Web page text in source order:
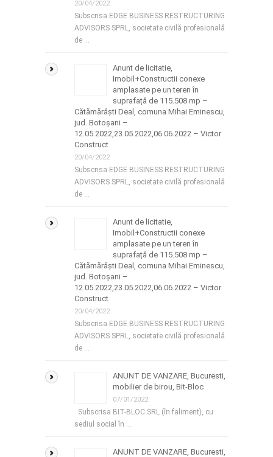
20/04/2022
Subscrisa EDGE BUSINESS RESTRUCTURING
ADVISORS SPRL, societate civilă profesională
de …
Anunt de licitatie,
Imobil+Constructii conexe
amplasate pe un teren în
suprafață de 115.508 mp –
Cătămărăști Deal, comuna Mihai Eminescu,
jud. Botoșani –
12.05.2022,23.05.2022,06.06.2022 – Victor
Construct
20/04/2022
Subscrisa EDGE BUSINESS RESTRUCTURING
ADVISORS SPRL, societate civilă profesională
de …
Anunt de licitatie,
Imobil+Constructii conexe
amplasate pe un teren în
suprafață de 115.508 mp –
Cătămărăști Deal, comuna Mihai Eminescu,
jud. Botoșani –
12.05.2022,23.05.2022,06.06.2022 – Victor
Construct
20/04/2022
Subscrisa EDGE BUSINESS RESTRUCTURING
ADVISORS SPRL, societate civilă profesională
de …
ANUNT DE VANZARE, Bucuresti,
mobilier de birou, Bit-Bloc
07/01/2022
Subscrisa BIT-BLOC SRL (în faliment), cu
sediul social în …
ANUNT DE VANZARE, Bucuresti,